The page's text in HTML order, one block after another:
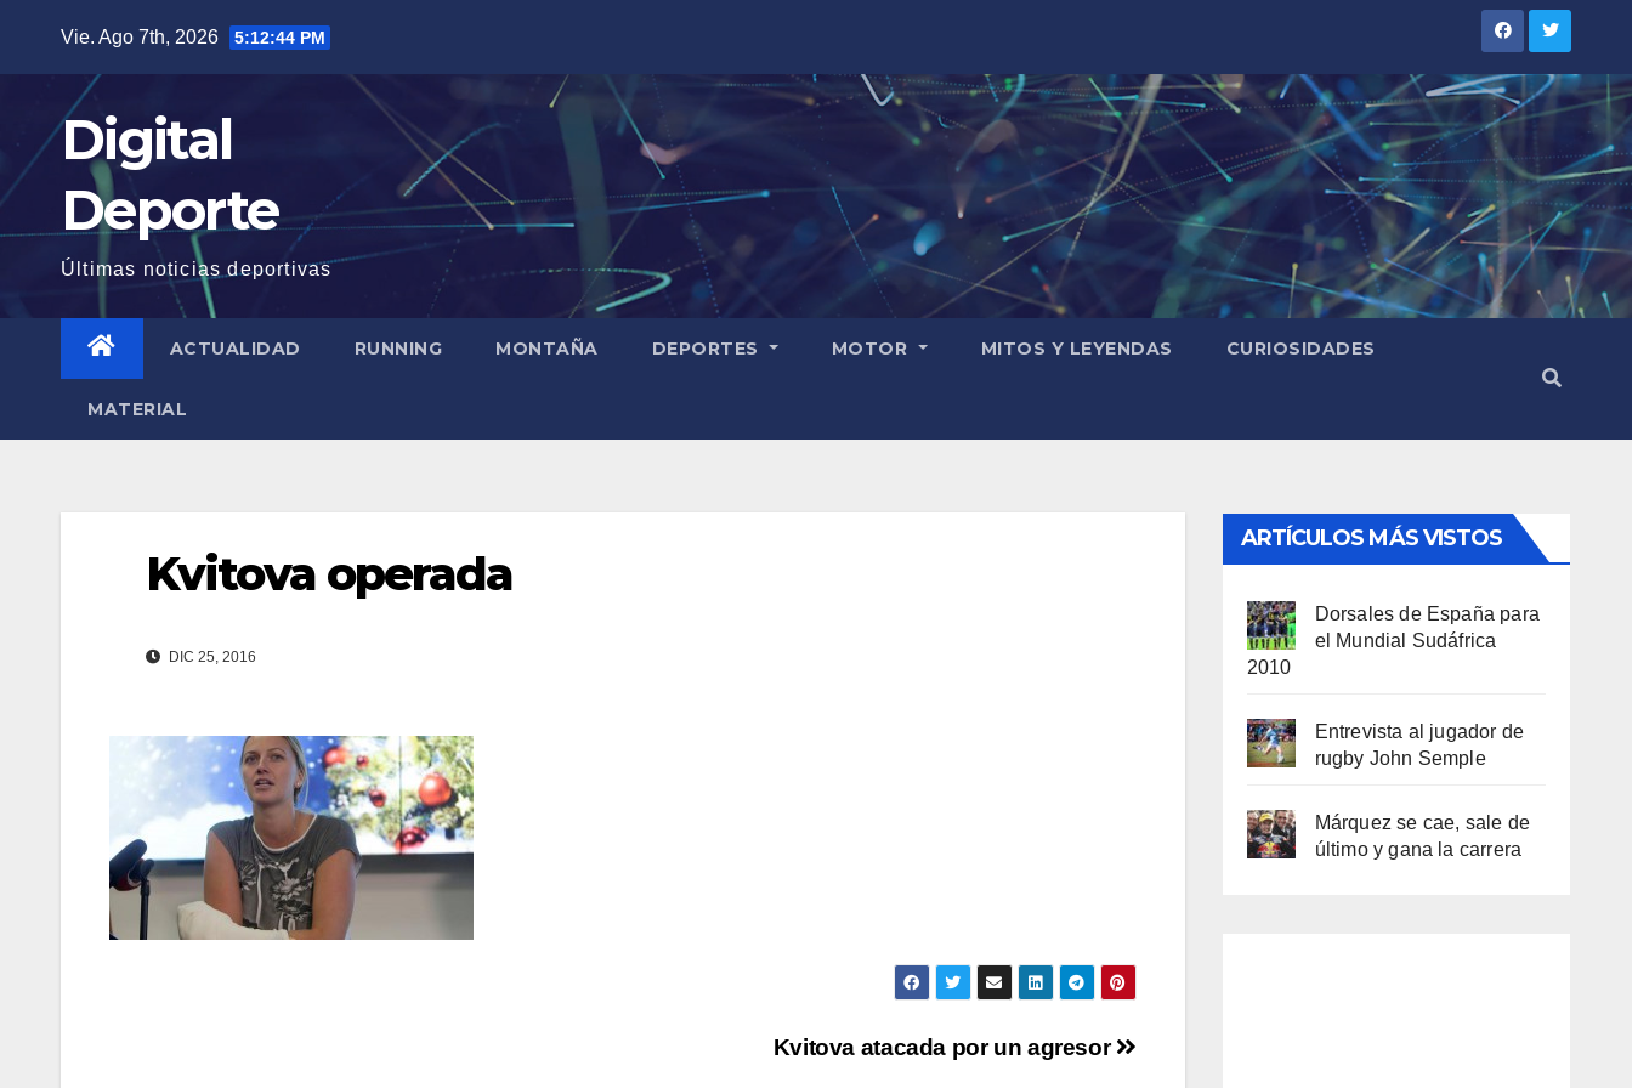
contenido
Vie. Ago 7th, 2026 5:12:45 PM
Digital
Deporte
Últimas noticias deportivas
ACTUALIDAD RUNNING MONTAÑA DEPORTES MOTOR MITOS Y LEYENDAS CURIOSIDADES
MATERIAL
Kvitova operada
DIC 25, 2016
Kvitova atacada por un agresor
ARTÍCULOS MÁS VISTOS
Dorsales de España para
el Mundial Sudáfrica
2010
Entrevista al jugador de
rugby John Semple
Márquez se cae, sale de
último y gana la carrera